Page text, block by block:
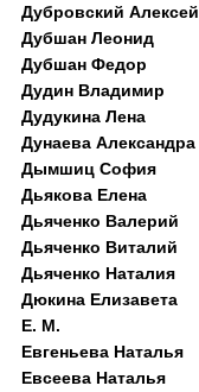
Дубровский Алексей
Дубшан Леонид
Дубшан Федор
Дудин Владимир
Дудукина Лена
Дунаева Александра
Дымшиц София
Дьякова Елена
Дьяченко Валерий
Дьяченко Виталий
Дьяченко Наталия
Дюкина Елизавета
Е. М.
Евгеньева Наталья
Евсеева Наталья